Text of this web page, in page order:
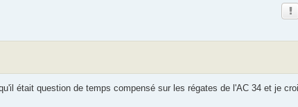
était question de temps compensé sur les régates de l'AC 34 et je